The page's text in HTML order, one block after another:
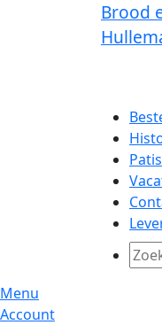
Brood
Menu
Account